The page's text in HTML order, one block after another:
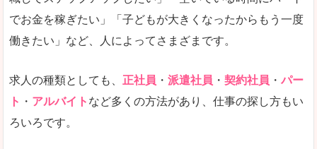
でお金を稼ぎたい」「子どもが大きくなったからもう一度
働きたい」など、人によってさまざまです。
求人の種類としても、 正社員 ・ 派遣社員 ・ 契約社員 ・ パー
ト ・ アルバイト など多くの方法があり、仕事の探し方もい
ろいろです。